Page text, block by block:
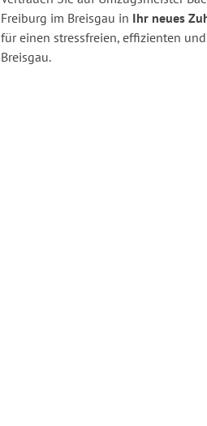
Freiburg im Breisgau in Ihr neues
für einen stressfreien, effizienten
Breisgau.